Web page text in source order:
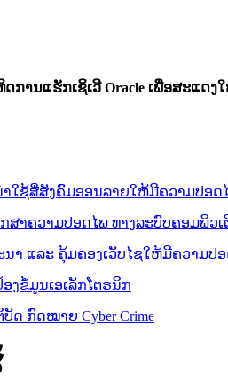
ການແຮັກເຊິເວີ Oracle ເພື່ອສະແດງ
ໃຊ້ສື່ສັງຄົມອອນລາຍໃຫ້ມີຄວາມປອດ
າຄວາມປອດໄພ ທາງລະບົບຄອມພິວເ
າ ແລະ ຄຸ້ມຄອງເວັບໄຊໃຫ້ມີຄວາມປ
ງຂໍ້ມູນເອເລັກໂຕຣນິກ
ດ ກົດໝາຍ Cyber Crime